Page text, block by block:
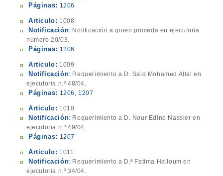
Páginas: 1206
Articulo: 1008
Notificación: Notificación a quien proceda en ejecutoria
número 20/03.
Páginas: 1206
Articulo: 1009
Notificación: Requerimiento a D. Said Mohamed Allal en
ejecutoria n.º 48/04.
Páginas: 1206 , 1207
Articulo: 1010
Notificación: Requerimiento a D. Nour Edine Nassier en
ejecutoria n.º 49/04.
Páginas: 1207
Articulo: 1011
Notificación: Requerimiento a D.ª Fatima Halloum en
ejecutoria n.º 34/04.